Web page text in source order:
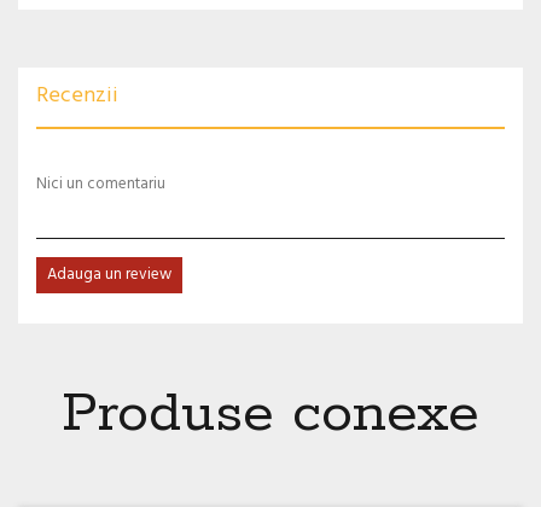
Recenzii
Nici un comentariu
Adauga un review
Produse conexe